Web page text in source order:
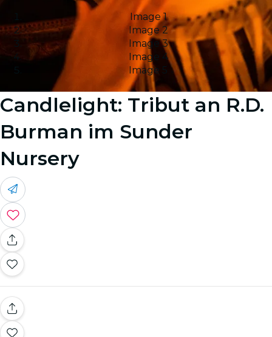
Image 1
Image 2
Image 3
Image 4
Image 5
Candlelight: Tribut an R.D.
Burman im Sunder
Nursery